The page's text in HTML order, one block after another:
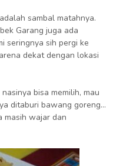
sambal matahnya.
Garang juga ada
seringnya sih pergi ke
dekat dengan lokasi
bisa memilih, mau
ditaburi bawang goreng…
masih wajar dan